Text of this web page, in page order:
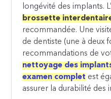
longévité des implants.
brossette
recommandée. Une
de dentiste (une à deux
recommandations de
nettoyage des
examen complet est
assurer la durabilité des